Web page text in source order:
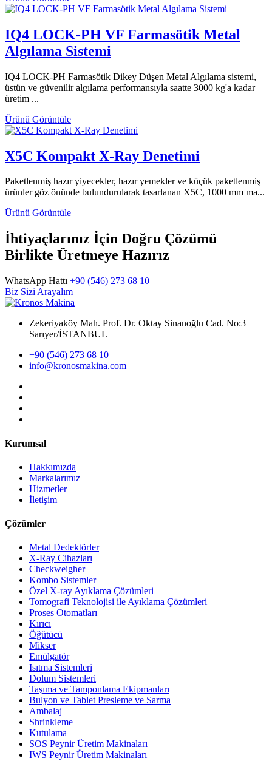
IQ4 LOCK-PH VF Farmasötik Metal
Algılama Sistemi
IQ4 LOCK-PH Farmasötik Dikey Düşen Metal Algılama sistemi,
üstün ve güvenilir algılama performansıyla saatte 3000 kg'a kadar
üretim ...
Ürünü Görüntüle
X5C Kompakt X-Ray Denetimi
Paketlenmiş hazır yiyecekler, hazır yemekler ve küçük paketlenmiş
ürünler göz önünde bulundurularak tasarlanan X5C, 1000 mm ma...
Ürünü Görüntüle
İhtiyaçlarınız İçin Doğru Çözümü
Birlikte Üretmeye Hazırız
WhatsApp Hattı +90 (546) 273 68 10
Biz Sizi Arayalım
Zekeriyaköy Mah. Prof. Dr. Oktay Sinanoğlu Cad. No:3
Sarıyer/İSTANBUL
+90 (546) 273 68 10
info@kronosmakina.com
Kurumsal
Hakkımızda
Markalarımız
Hizmetler
İletişim
Çözümler
Metal Dedektörler
X-Ray Cihazları
Checkweigher
Kombo Sistemler
Özel X-ray Ayıklama Çözümleri
Tomografi Teknolojisi ile Ayıklama Çözümleri
Proses Otomatları
Kırıcı
Öğütücü
Mikser
Emülgatör
Isıtma Sistemleri
Dolum Sistemleri
Taşıma ve Tamponlama Ekipmanları
Bulyon ve Tablet Presleme ve Sarma
Ambalaj
Shrinkleme
Kutulama
SOS Peynir Üretim Makinaları
IWS Peynir Üretim Makinaları